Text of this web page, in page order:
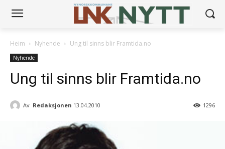
Heim Nyhende Ung til sinns blir Framtida.no
Nyhende
Ung til sinns blir Framtida.no
Av Redaksjonen 13.04.2010 1296